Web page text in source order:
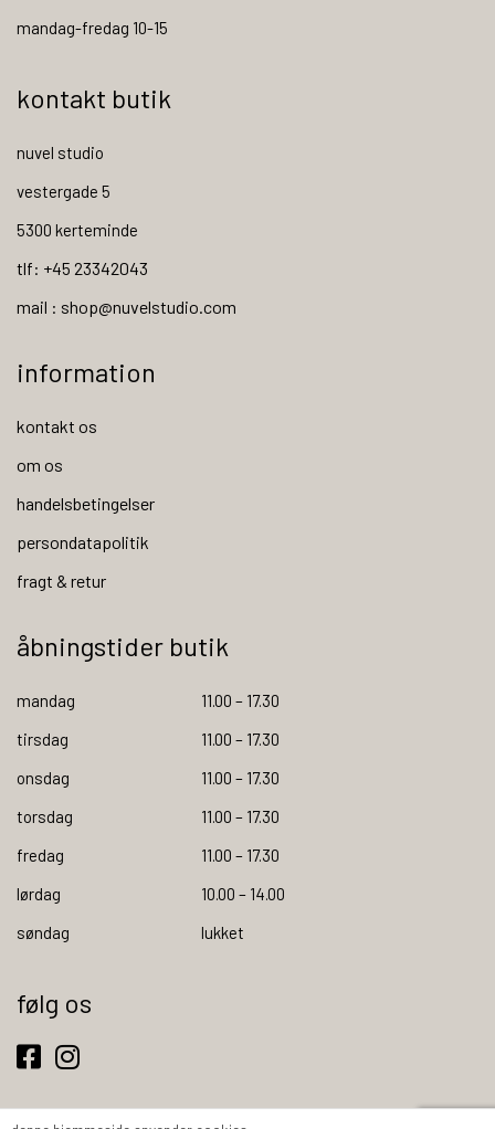
mandag-fredag 10-15
kontakt butik
nuvel studio
vestergade 5
5300 kerteminde
tlf: +45 23342043
mail : shop@nuvelstudio.com
information
kontakt os
om os
handelsbetingelser
persondatapolitik
fragt & retur
åbningstider butik
mandag
11.00 – 17.30
tirsdag
11.00 – 17.30
onsdag
11.00 – 17.30
torsdag
11.00 – 17.30
fredag
11.00 – 17.30
lørdag
10.00 – 14.00
søndag
lukket
følg os